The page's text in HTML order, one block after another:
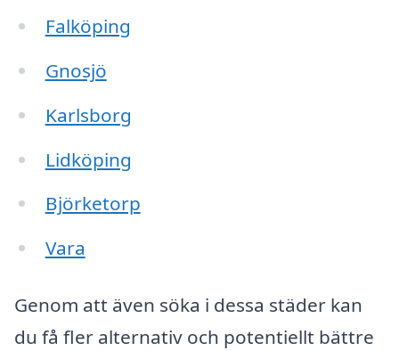
Falköping
Gnosjö
Karlsborg
Lidköping
Björketorp
Vara
Genom att även söka i dessa städer kan
du få fler alternativ och potentiellt bättre